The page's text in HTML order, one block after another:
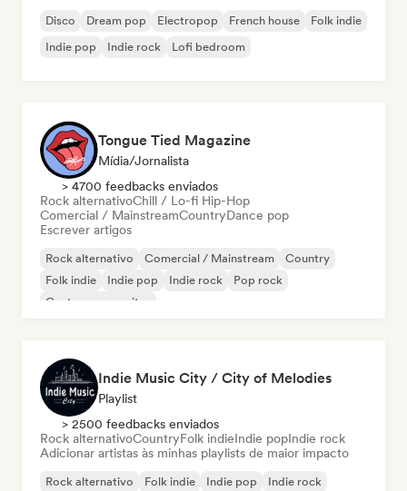
Disco Dream pop Electropop French house
Folk indie
Indie pop
Indie rock Lofi bedroom
Tongue Tied Magazine
Mídia/Jornalista
> 4700 feedbacks enviados
Rock alternativoChill / Lo-fi Hip-Hop
Comercial / MainstreamCountryDance pop
Escrever artigos
Rock alternativo Comercial / Mainstream
Country
Folk indie
Indie pop Indie rock
Pop rock
Cantor-compositor
Indie Music City / City of Melodies
Playlist
> 2500 feedbacks enviados
Rock alternativoCountryFolk indieIndie popIndie rock
Adicionar artistas às minhas playlists de maior impacto
Rock alternativo Folk indie Indie pop Indie rock